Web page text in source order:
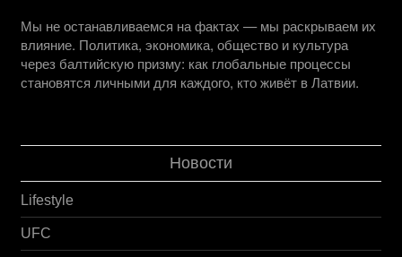
Мы не останавливаемся на фактах — мы раскрываем их
влияние. Политика, экономика, общество и культура
через балтийскую призму: как глобальные процессы
становятся личными для каждого, кто живёт в Латвии.
Новости
Lifestyle
UFC